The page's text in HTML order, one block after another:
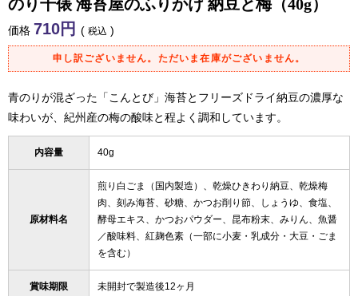
のり千俵 海苔屋のふりかけ 納豆と梅（40g）
価格 710 税込
申し訳ございません。ただいま在庫がございません。
青のりが混ざった「こんとび」海苔とフリーズドライ納豆の濃厚な
味わいが、紀州産の梅の酸味と程よく調和しています。
内容量 40g
原材料名
煎り白ごま（国内製造）、乾燥ひきわり納豆、乾燥梅
肉、刻み海苔、砂糖、かつお削り節、しょうゆ、食塩、
酵母エキス、かつおパウダー、昆布粉末、みりん、魚醤
／酸味料、紅麹色素（一部に小麦・乳成分・大豆・ごま
を含む）
賞味期限 未開封で製造後12ヶ月